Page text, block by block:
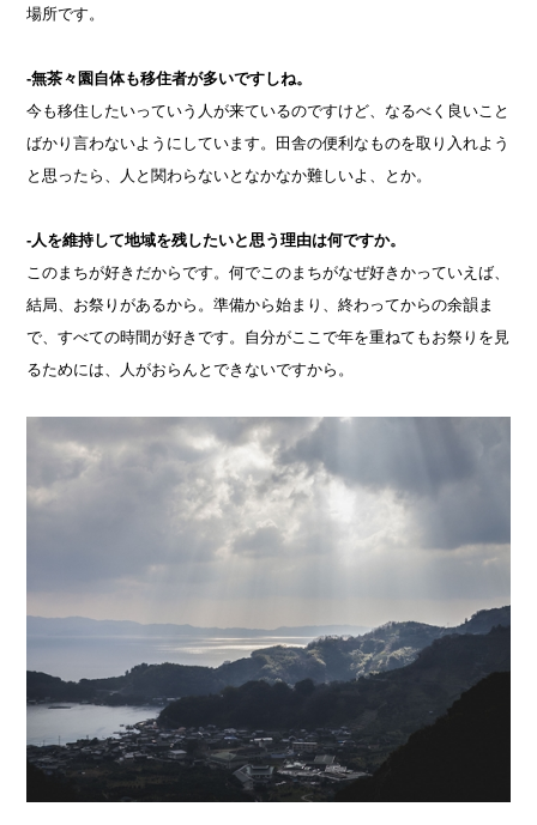
場所です。
-無茶々園自体も移住者が多いですしね。
今も移住したいっていう人が来ているのですけど、なるべく良いこと
ばかり言わないようにしています。田舎の便利なものを取り入れよう
と思ったら、人と関わらないとなかなか難しいよ、とか。
-人を維持して地域を残したいと思う理由は何ですか。
このまちが好きだからです。何でこのまちがなぜ好きかっていえば、
結局、お祭りがあるから。準備から始まり、終わってからの余韻ま
で、すべての時間が好きです。自分がここで年を重ねてもお祭りを見
るためには、人がおらんとできないですから。